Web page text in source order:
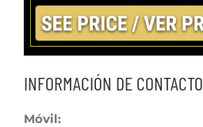
INFORMACIÓN DE CONTACTO
Móvil: